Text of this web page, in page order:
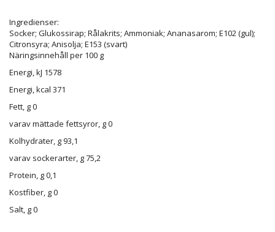
Ingredienser:
Socker; Glukossirap; Rålakrits; Ammoniak; Ananasarom; E102 (gul);
Citronsyra; Anisolja; E153 (svart)
Näringsinnehåll per 100 g
Energi, kJ 1578
Energi, kcal 371
Fett, g 0
varav mättade fettsyror, g 0
Kolhydrater, g 93,1
varav sockerarter, g 75,2
Protein, g 0,1
Kostfiber, g 0
Salt, g 0